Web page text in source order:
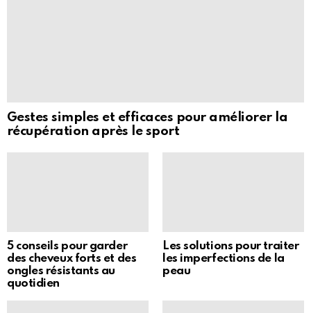
Gestes simples et efficaces pour améliorer la
récupération après le sport
5 conseils pour garder
des cheveux forts et des
ongles résistants au
quotidien
Les solutions pour traiter
les imperfections de la
peau